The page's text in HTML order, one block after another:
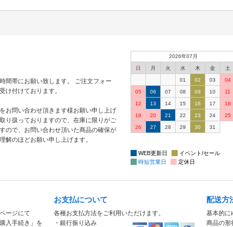
間帯にお願い致します。 ご注文フォー
け付けております。
お問い合わせ頂きます様お願い申し上げ
り扱っておりますので、在庫に限りがご
ので、お問い合わせ頂いた商品の確保が
解のほどお願い申し上げます。
2026年07月
日 月 火 水 木 金 土
01 02 03 04
05 06 07 08 09 10 11
12 13 14 15 16 17 18
19 20 21 22 23 24 25
26 27 28 29 30 31
WEB更新日
イベント/セール
時短営業日
定休日
ージにて
入手続き」を
お支払について
各種お支払方法をご利用いただけます。
・銀行振り込み
配送方
基本的に
商品の形